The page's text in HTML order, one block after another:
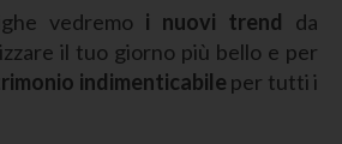
vedremo i nuovi trend da
il tuo giorno più bello e per
indimenticabile per tutti i